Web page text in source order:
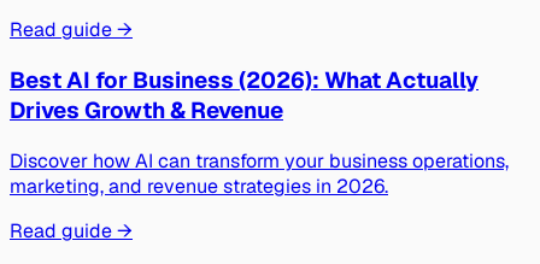
Read guide →
Best AI for Business (2026): What Actually
Drives Growth & Revenue
Discover how AI can transform your business operations,
marketing, and revenue strategies in 2026.
Read guide →